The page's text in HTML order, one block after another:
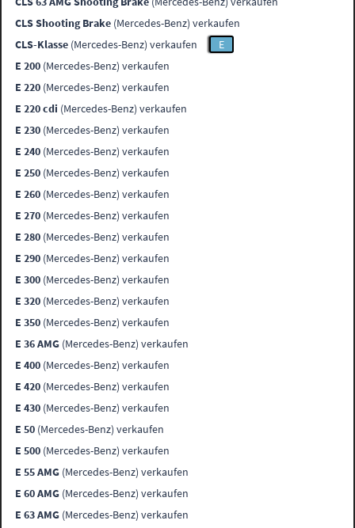
CLS Shooting Brake (Mercedes-Benz) verkaufen
CLS-Klasse (Mercedes-Benz) verkaufen
E
E 200 (Mercedes-Benz) verkaufen
E 220 (Mercedes-Benz) verkaufen
E 220 cdi (Mercedes-Benz) verkaufen
E 230 (Mercedes-Benz) verkaufen
E 240 (Mercedes-Benz) verkaufen
E 250 (Mercedes-Benz) verkaufen
E 260 (Mercedes-Benz) verkaufen
E 270 (Mercedes-Benz) verkaufen
E 280 (Mercedes-Benz) verkaufen
E 290 (Mercedes-Benz) verkaufen
E 300 (Mercedes-Benz) verkaufen
E 320 (Mercedes-Benz) verkaufen
E 350 (Mercedes-Benz) verkaufen
E 36 AMG (Mercedes-Benz) verkaufen
E 400 (Mercedes-Benz) verkaufen
E 420 (Mercedes-Benz) verkaufen
E 430 (Mercedes-Benz) verkaufen
E 50 (Mercedes-Benz) verkaufen
E 500 (Mercedes-Benz) verkaufen
E 55 AMG (Mercedes-Benz) verkaufen
E 60 AMG (Mercedes-Benz) verkaufen
E 63 AMG (Mercedes-Benz) verkaufen